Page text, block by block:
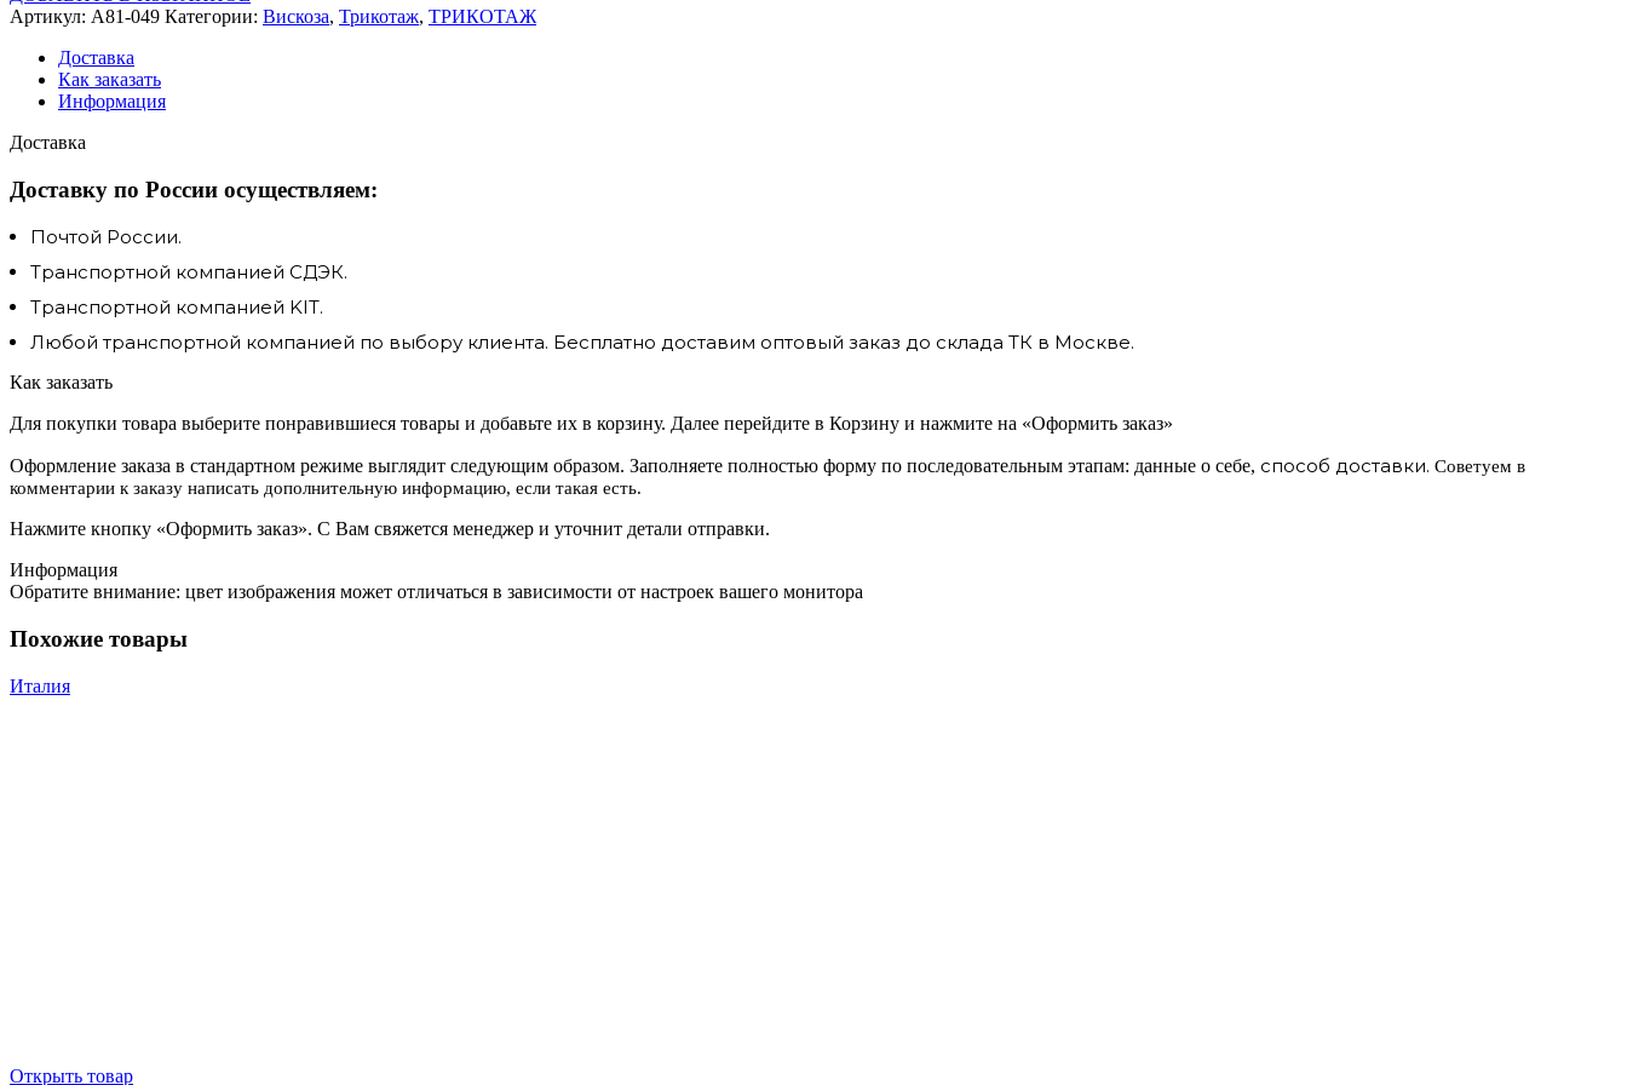
Артикул: A81-049 Категории: Вискоза, Трикотаж, ТРИКОТАЖ
Доставка
Как заказать
Информация
Доставка
Доставку по России осуществляем:
Почтой России.
Транспортной компанией СДЭК.
Транспортной компанией KIT.
Любой транспортной компанией по выбору клиента. Бесплатно доставим оптовый заказ до склада ТК в Москве.
Как заказать
Для покупки товара выберите понравившиеся товары и добавьте их в корзину. Далее перейдите в Корзину и нажмите на «Оформить заказ»
Оформление заказа в стандартном режиме выглядит следующим образом. Заполняете полностью форму по последовательным этапам: данные о себе, способ доставки. Советуем в
комментарии к заказу написать дополнительную информацию, если такая есть.
Нажмите кнопку «Оформить заказ». С Вам свяжется менеджер и уточнит детали отправки.
Информация
Обратите внимание: цвет изображения может отличаться в зависимости от настроек вашего монитора
Похожие товары
Италия
Открыть товар